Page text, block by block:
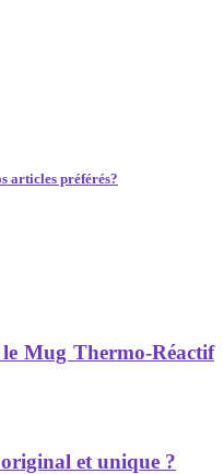
articles préférés?
Mug Thermo-Réactif
et unique ?